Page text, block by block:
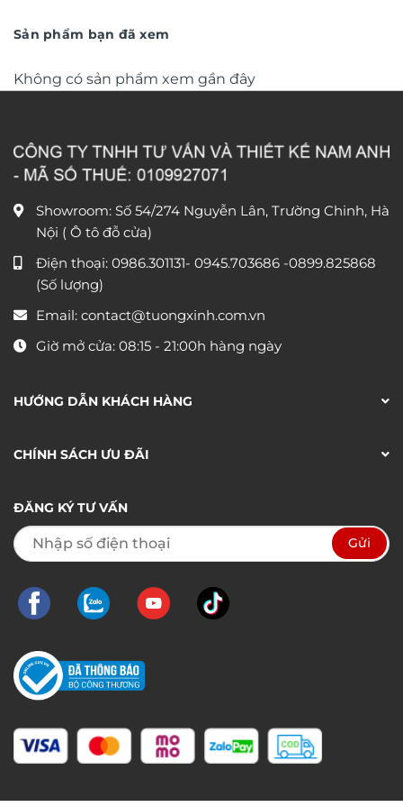
Sản phẩm bạn đã xem
Không có sản phẩm xem gần đây
Showroom: Số 54/274 Nguyễn Lân, Trường Chinh, Hà
Nội ( Ô tô đỗ cửa)
Điện thoại: 0986.301131- 0945.703686 -0899.825868
(Số lượng)
Email: contact@tuongxinh.com.vn
Giờ mở cửa: 08:15 - 21:00h hàng ngày
HƯỚNG DẪN KHÁCH HÀNG
CHÍNH SÁCH ƯU ĐÃI
ĐĂNG KÝ TƯ VẤN